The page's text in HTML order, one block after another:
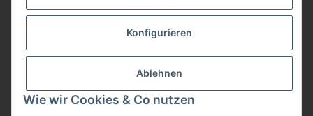
Konfigurieren
Ablehnen
Wie wir Cookies & Co nutzen